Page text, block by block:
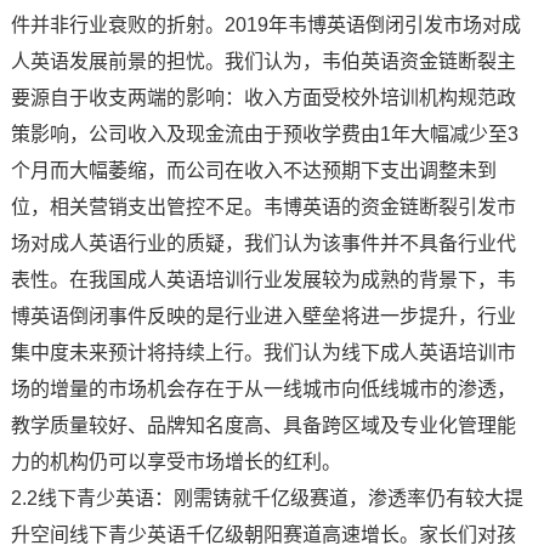
件并非行业衰败的折射。2019年韦博英语倒闭引发市场对成
人英语发展前景的担忧。我们认为，韦伯英语资金链断裂主
要源自于收支两端的影响：收入方面受校外培训机构规范政
策影响，公司收入及现金流由于预收学费由1年大幅减少至3
个月而大幅萎缩，而公司在收入不达预期下支出调整未到
位，相关营销支出管控不足。韦博英语的资金链断裂引发市
场对成人英语行业的质疑，我们认为该事件并不具备行业代
表性。在我国成人英语培训行业发展较为成熟的背景下，韦
博英语倒闭事件反映的是行业进入壁垒将进一步提升，行业
集中度未来预计将持续上行。我们认为线下成人英语培训市
场的增量的市场机会存在于从一线城市向低线城市的渗透，
教学质量较好、品牌知名度高、具备跨区域及专业化管理能
力的机构仍可以享受市场增长的红利。
2.2线下青少英语：刚需铸就千亿级赛道，渗透率仍有较大提
升空间线下青少英语千亿级朝阳赛道高速增长。家长们对孩